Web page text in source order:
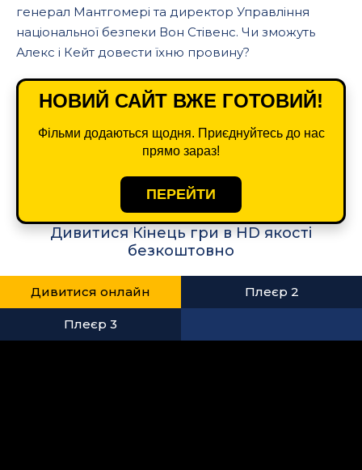
генерал Мантгомері та директор Управління
національної безпеки Вон Стівенс. Чи зможуть
Алекс і Кейт довести їхню провину?
НОВИЙ САЙТ ВЖЕ ГОТОВИЙ!
Фільми додаються щодня. Приєднуйтесь до нас
прямо зараз!
ПЕРЕЙТИ
Дивитися Кінець гри в HD якості
безкоштовно
Дивитися онлайн Плеєр 2
Плеєр 3